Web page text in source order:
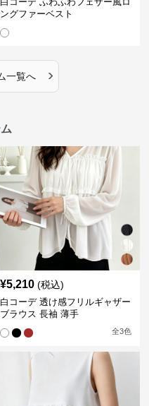
ングファーベスト
一覧へ ›
¥5,210 (税込)
白コーデ 透け感フリルギャザー
ブラウス 長袖 薄手
全3色